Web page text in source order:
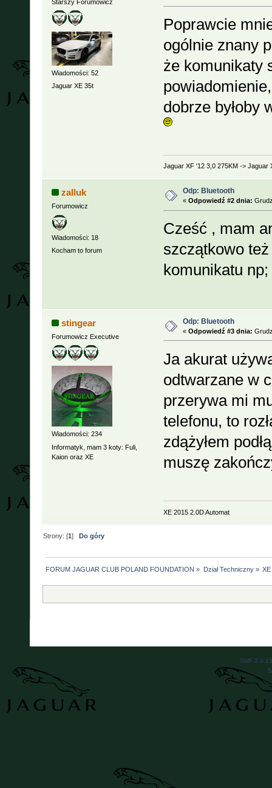
Starszy Forumowicz
Wiadomości: 52
Jaguar XE 35t
Poprawcie
ogólnie znany
że komunikaty
dobrze byłoby
Jaguar XF '12 3,0 275KM -> Jaguar
zalluk
Forumowicz
Wiadomości: 18
Kocham to forum
Odp: Bluetooth
« Odpowiedź #2 dnia:
Cześć , mam
szczątkowo
komunikatu
stingear
Forumowicz Executive
Wiadomości: 234
Informatyk, mam 3 koty: Fuli,
Kaion oraz XE
Odp: Bluetooth
« Odpowiedź #3 dnia:
Ja akurat
odtwarzane w
przerywa mi
telefonu, to
zdążyłem
muszę
XE 2015 2.0D Automat
Strony: [1]Do góry
FORUM JAGUAR CLUB POLAND FOUNDATION » Dział Techniczny»
SMF 2.0.15